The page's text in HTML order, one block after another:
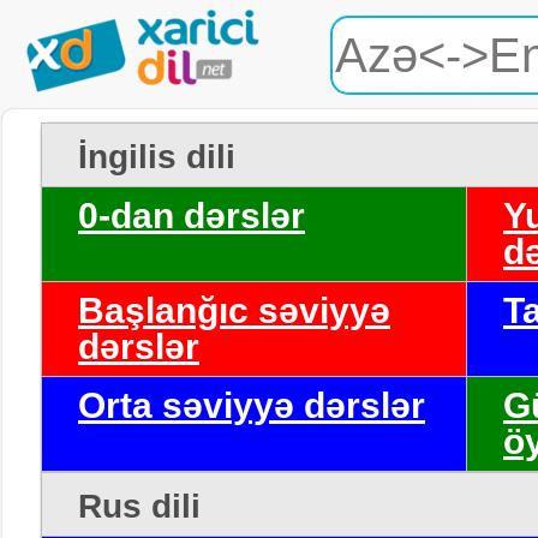
İngilis dili
0-dan dərslər
Başlanğıc səviyyə
dərslər
Orta səviyyə dərslər
Rus dili